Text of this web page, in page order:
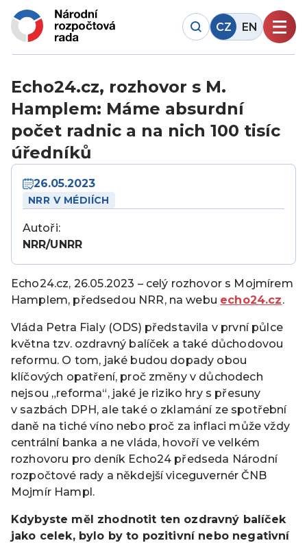
CZ EN
Echo24.cz, rozhovor s M.
Hamplem: Máme absurdní
počet radnic a na nich 100 tisíc
úředníků
26.05.2023
NRR V MÉDIÍCH
Autoři:
NRR/UNRR
Echo24.cz, 26.05.2023 – celý rozhovor s Mojmírem
Hamplem, předsedou NRR, na webu echo24.cz.
Vláda Petra Fialy (ODS) představila v první půlce
května tzv. ozdravný balíček a také důchodovou
reformu. O tom, jaké budou dopady obou
klíčových opatření, proč změny v důchodech
nejsou „reforma“, jaké je riziko hry s přesuny
v sazbách DPH, ale také o zklamání ze spotřební
daně na tiché víno nebo proč za inflaci může vždy
centrální banka a ne vláda, hovoří ve velkém
rozhovoru pro deník Echo24 předseda Národní
rozpočtové rady a někdejší viceguvernér ČNB
Mojmír Hampl.
Kdybyste měl zhodnotit ten ozdravný balíček
jako celek, bylo by to pozitivní nebo negativní